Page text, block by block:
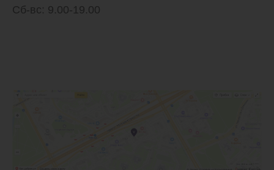
Сб-вс: 9.00-19.00